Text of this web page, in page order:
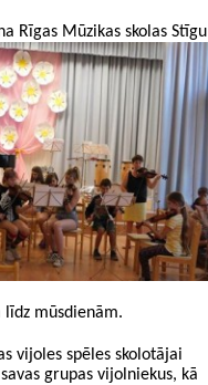
Rīgas Mūzikas skolas Stīgu
līdz mūsdienām.
vijoles spēles skolotājai
grupas vijolniekus, kā